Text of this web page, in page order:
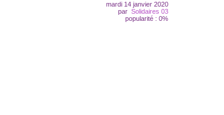
mardi 14 janvier 2020
par Solidaires 03
popularité : 0%